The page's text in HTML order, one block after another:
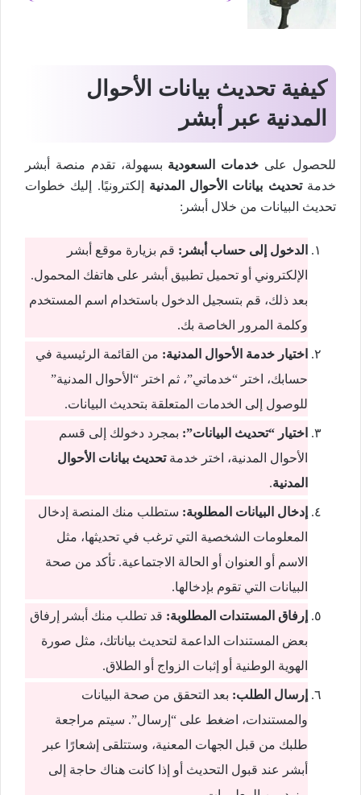
كيفية تحديث بيانات الأحوال
المدنية عبر أبشر
للحصول على خدمات السعودية بسهولة، تقدم منصة أبشر
خدمةتحديث بيانات الأحوال المدنية إلكترونيًا. إليك خطوات
تحديث البيانات من خلال أبشر:
الدخول إلى حساب أبشر: قم بزيارة موقع أبشر
الإلكتروني أو تحميل تطبيق أبشر على هاتفك المحمول.
بعد ذلك، قم بتسجيل الدخول باستخدام اسم المستخدم
وكلمة المرور الخاصة بك.
اختيار خدمة الأحوال المدنية: من القائمة الرئيسية في
حسابك، اختر “خدماتي”، ثم اختر “الأحوال المدنية”
للوصول إلى الخدمات المتعلقة بتحديث البيانات.
اختيار “تحديث البيانات”: بمجرد دخولك إلى قسم
الأحوال المدنية، اختر خدمةتحديث بيانات الأحوال
المدنية.
إدخال البيانات المطلوبة: ستطلب منك المنصة إدخال
المعلومات الشخصية التي ترغب في تحديثها، مثل
الاسم أو العنوان أو الحالة الاجتماعية. تأكد من صحة
البيانات التي تقوم بإدخالها.
إرفاق المستندات المطلوبة: قد تطلب منك أبشر إرفاق
بعض المستندات الداعمة لتحديث بياناتك، مثل صورة
الهوية الوطنية أو إثبات الزواج أو الطلاق.
إرسال الطلب: بعد التحقق من صحة البيانات
والمستندات، اضغط على “إرسال”. سيتم مراجعة
طلبك من قبل الجهات المعنية، وستتلقى إشعارًا عبر
أبشر عند قبول التحديث أو إذا كانت هناك حاجة إلى